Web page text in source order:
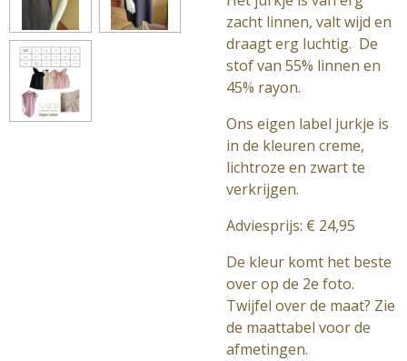
zacht linnen, valt wijd en
draagt erg luchtig. De
stof van 55% linnen en
45% rayon.
Ons eigen label jurkje is
in de kleuren creme,
lichtroze en zwart te
verkrijgen.
Adviesprijs: € 24,95
De kleur komt het beste
over op de 2e foto.
Twijfel over de maat? Zie
de maattabel voor de
afmetingen.